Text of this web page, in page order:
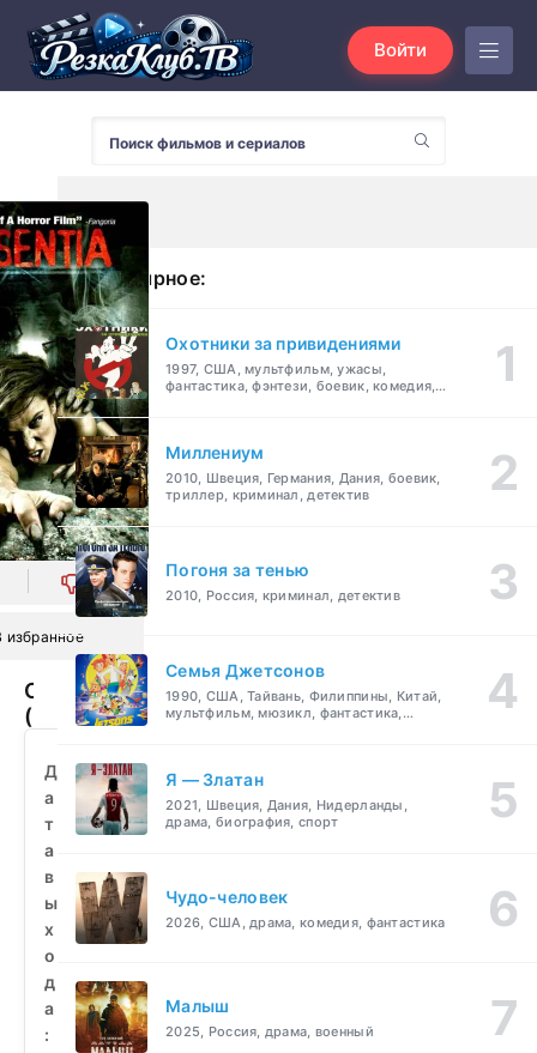
Войти
0
избранное
Отсутствие
(2011)
бесплатно
Д
а
т
а
в
ы
х
о
д
а
:
Популярное:
Охотники за привидениями
1997, США, мультфильм, ужасы,
фантастика, фэнтези, боевик, комедия,
Миллениум
2010, Швеция, Германия, Дания, боевик,
триллер, криминал, детектив
Погоня за тенью
2010, Россия, криминал, детектив
Семья Джетсонов
1990, США, Тайвань, Филиппины, Китай,
мультфильм, мюзикл, фантастика,
Я — Златан
2021, Швеция, Дания, Нидерланды,
драма, биография, спорт
Чудо-человек
2026, США, драма, комедия, фантастика
Малыш
2025, Россия, драма, военный